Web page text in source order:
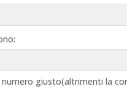
numero giusto(altrimenti la